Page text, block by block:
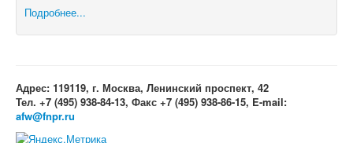
Подробнее...
Адрес: 119119, г. Москва, Ленинский проспект, 42
Тел. +7 (495) 938-84-13, Факс +7 (495) 938-86-15, E-mail:
afw@fnpr.ru